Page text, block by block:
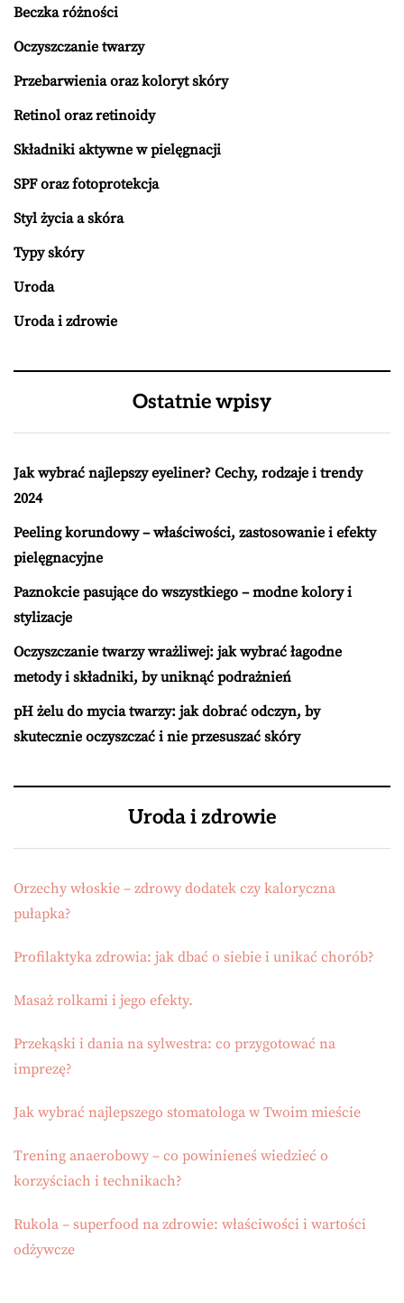
Beczka różności
Oczyszczanie twarzy
Przebarwienia oraz koloryt skóry
Retinol oraz retinoidy
Składniki aktywne w pielęgnacji
SPF oraz fotoprotekcja
Styl życia a skóra
Typy skóry
Uroda
Uroda i zdrowie
Ostatnie wpisy
Jak wybrać najlepszy eyeliner? Cechy, rodzaje i trendy
2024
Peeling korundowy – właściwości, zastosowanie i efekty
pielęgnacyjne
Paznokcie pasujące do wszystkiego – modne kolory i
stylizacje
Oczyszczanie twarzy wrażliwej: jak wybrać łagodne
metody i składniki, by uniknąć podrażnień
pH żelu do mycia twarzy: jak dobrać odczyn, by
skutecznie oczyszczać i nie przesuszać skóry
Uroda i zdrowie
Orzechy włoskie – zdrowy dodatek czy kaloryczna
pułapka?
Profilaktyka zdrowia: jak dbać o siebie i unikać chorób?
Masaż rolkami i jego efekty.
Przekąski i dania na sylwestra: co przygotować na
imprezę?
Jak wybrać najlepszego stomatologa w Twoim mieście
Trening anaerobowy – co powinieneś wiedzieć o
korzyściach i technikach?
Rukola – superfood na zdrowie: właściwości i wartości
odżywcze